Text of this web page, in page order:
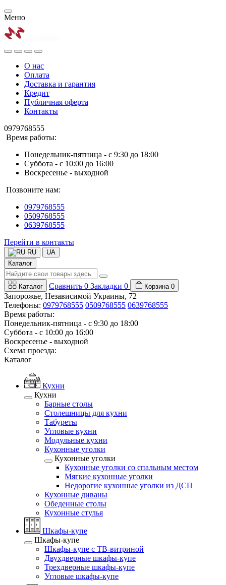
Меню
О нас
Оплата
Доставка и гарантия
Кредит
Публичная оферта
Контакты
0979768555
Время работы:
Понедельник-пятница - с 9:30 до 18:00
Суббота - с 10:00 до 16:00
Воскресенье - выходной
Позвоните нам:
0979768555
0509768555
0639768555
Перейти в контакты
RU
UA
Каталог
Каталог Сравнить 0 Закладки 0 Корзина 0
Запорожье, Независимой Украины, 72
Телефоны: 0979768555 0509768555 0639768555
Время работы:
Понедельник-пятница - с 9:30 до 18:00
Суббота - с 10:00 до 16:00
Воскресенье - выходной
Схема проезда:
Каталог
Кухни
Кухни
Барные столы
Столешницы для кухни
Табуреты
Угловые кухни
Модульные кухни
Кухонные уголки
Кухонные уголки
Кухонные уголки со спальным местом
Мягкие кухонные уголки
Недорогие кухонные уголки из ДСП
Кухонные диваны
Обеденные столы
Кухонные стулья
Шкафы-купе
Шкафы-купе
Шкафы-купе с ТВ-витриной
Двухдверные шкафы-купе
Трехдверные шкафы-купе
Угловые шкафы-купе